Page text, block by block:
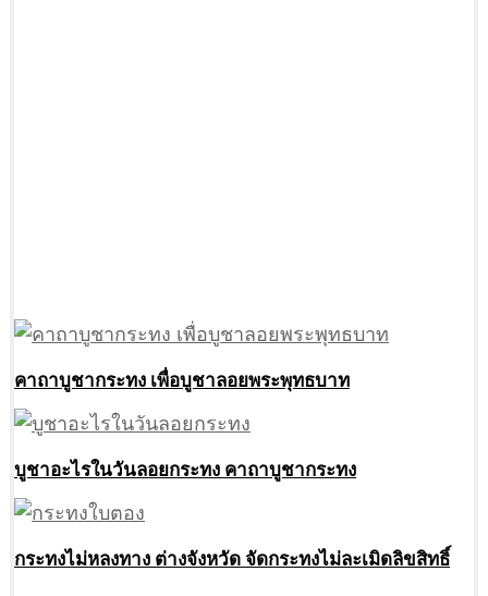
คาถาบูชากระทง เพื่อบูชาลอยพระพุทธบาท
บูชาอะไรในวันลอยกระทง คาถาบูชากระทง
กระทงไม่หลงทาง ต่างจังหวัด จัดกระทงไม่ละเมิดลิขสิทธิ์